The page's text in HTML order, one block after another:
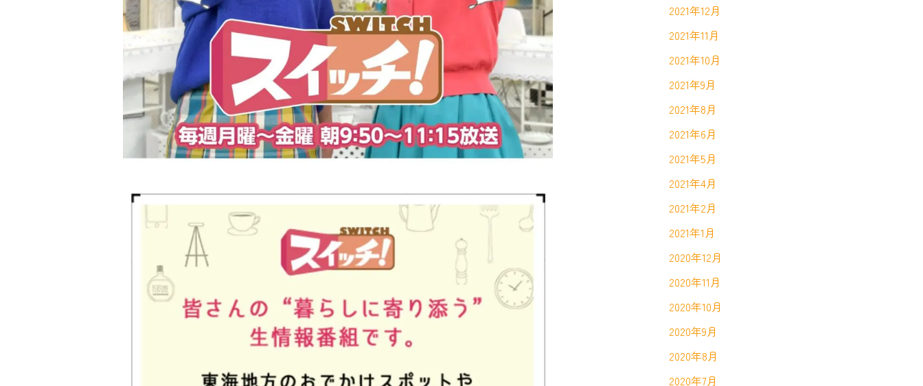
2021年12月
2021年11月
2021年10月
2021年9月
2021年8月
2021年6月
2021年5月
2021年4月
2021年2月
2021年1月
2020年12月
2020年11月
2020年10月
2020年9月
2020年8月
2020年7月